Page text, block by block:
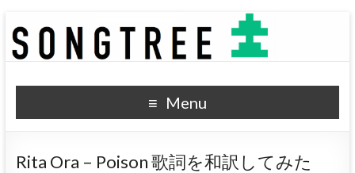
SONGTREE
洋楽歌詞の和訳なら
Menu
Rita Ora – Poison 歌詞を和訳してみた